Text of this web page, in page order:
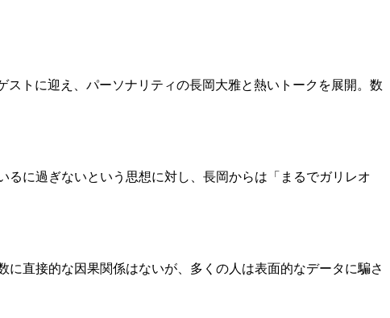
トに迎え、パーソナリティの長岡大雅と熱いトークを展開。数
に過ぎないという思想に対し、長岡からは「まるでガリレオ
直接的な因果関係はないが、多くの人は表面的なデータに騙さ